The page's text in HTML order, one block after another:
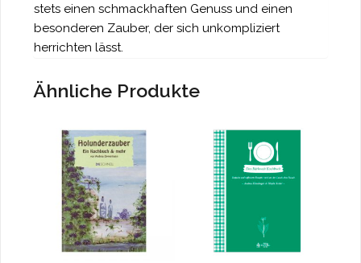
stets einen schmackhaften Genuss und einen
besonderen Zauber, der sich unkompliziert
herrichten lässt.
Ähnliche Produkte